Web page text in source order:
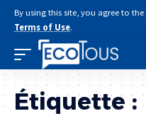
By using this site, you agree to the
Terms of Use.
Étiquette :